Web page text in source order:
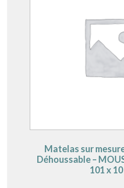
Matelas sur
Déhoussable –
101 x